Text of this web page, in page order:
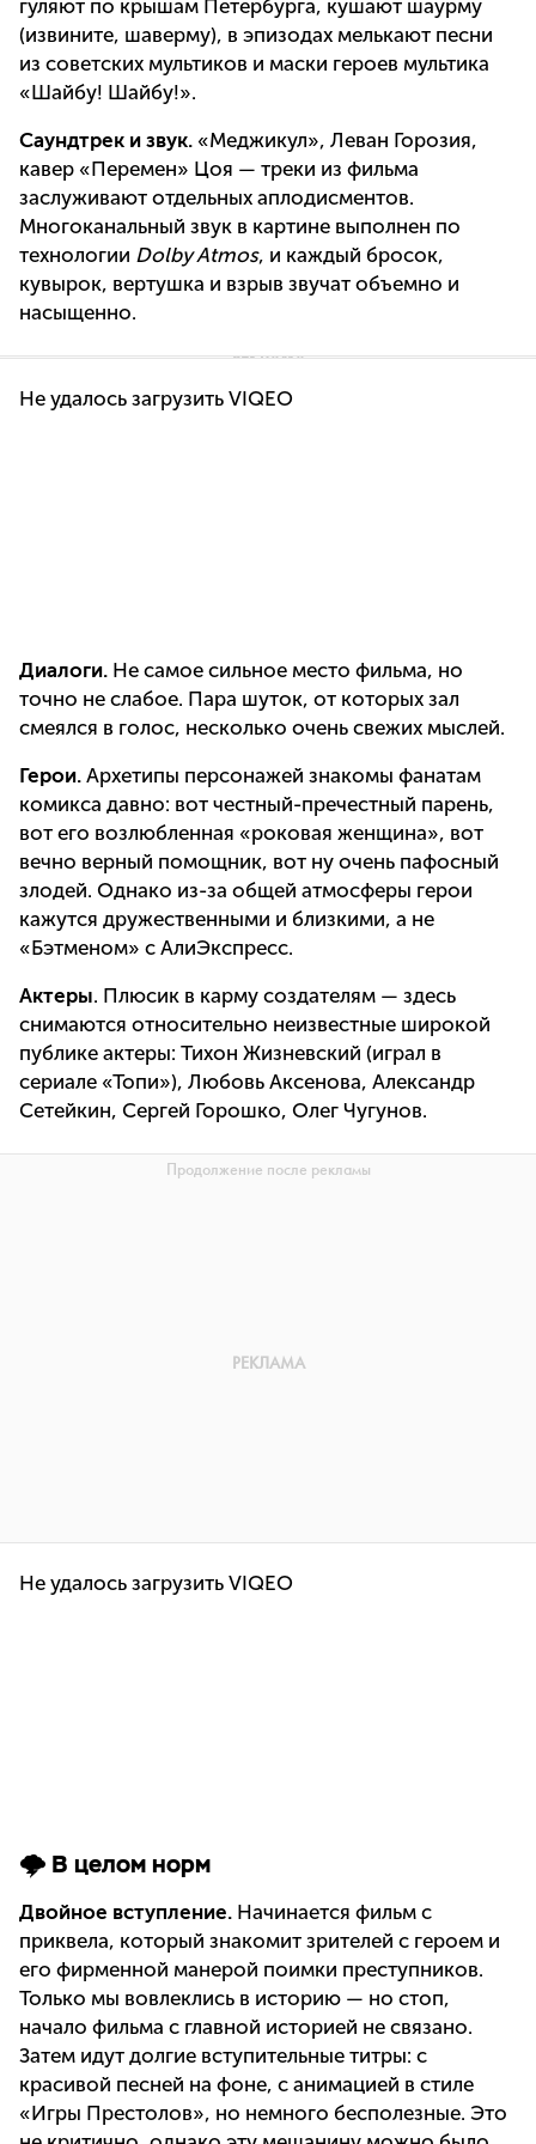
гуляют по крышам Петербурга, кушают шаурму
(извините, шаверму), в эпизодах мелькают песни
из советских мультиков и маски героев мультика
«Шайбу! Шайбу!».
Саундтрек и звук. «Меджикул», Леван Горозия,
кавер «Перемен» Цоя — треки из фильма
заслуживают отдельных аплодисментов.
Многоканальный звук в картине выполнен по
технологии Dolby Atmos, и каждый бросок,
кувырок, вертушка и взрыв звучат объемно и
насыщенно.
Не удалось загрузить VIQEO
Диалоги. Не самое сильное место фильма, но
точно не слабое. Пара шуток, от которых зал
смеялся в голос, несколько очень свежих мыслей.
Герои. Архетипы персонажей знакомы фанатам
комикса давно: вот честный-пречестный парень,
вот его возлюбленная «роковая женщина», вот
вечно верный помощник, вот ну очень пафосный
злодей. Однако из-за общей атмосферы герои
кажутся дружественными и близкими, а не
«Бэтменом» с АлиЭкспресс.
Актеры. Плюсик в карму создателям — здесь
снимаются относительно неизвестные широкой
публике актеры: Тихон Жизневский (играл в
сериале «Топи»), Любовь Аксенова, Александр
Сетейкин, Сергей Горошко, Олег Чугунов.
Не удалось загрузить VIQEO
🌩️ В целом норм
Двойное вступление. Начинается фильм с
приквела, который знакомит зрителей с героем и
его фирменной манерой поимки преступников.
Только мы вовлеклись в историю — но стоп,
начало фильма с главной историей не связано.
Затем идут долгие вступительные титры: с
красивой песней на фоне, с анимацией в стиле
«Игры Престолов», но немного бесполезные. Это